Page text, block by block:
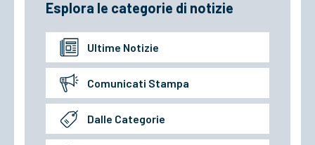
Esplora le categorie di notizie
Ultime Notizie
Comunicati Stampa
Dalle Categorie